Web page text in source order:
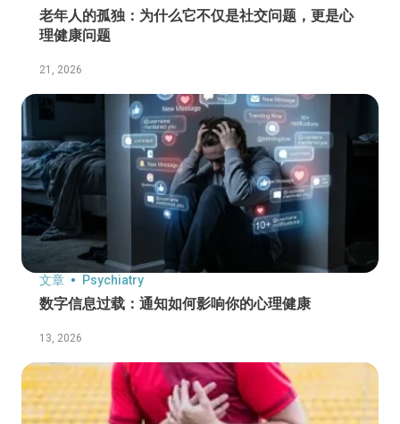
老年人的孤独：为什么它不仅是社交问题，更是心
理健康问题
21, 2026
文章 Psychiatry
数字信息过载：通知如何影响你的心理健康
13, 2026